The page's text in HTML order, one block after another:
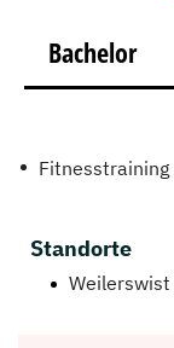
Bachelor
Fitnesstraining
Standorte
Weilerswist